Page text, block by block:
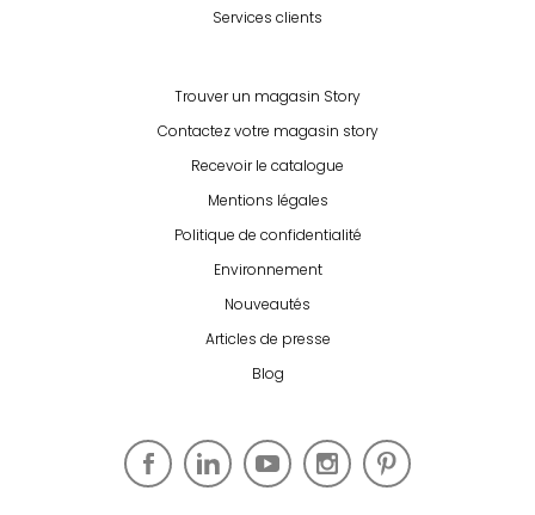
Services clients
Trouver un magasin Story
Contactez votre magasin story
Recevoir le catalogue
Mentions légales
Politique de confidentialité
Environnement
Nouveautés
Articles de presse
Blog